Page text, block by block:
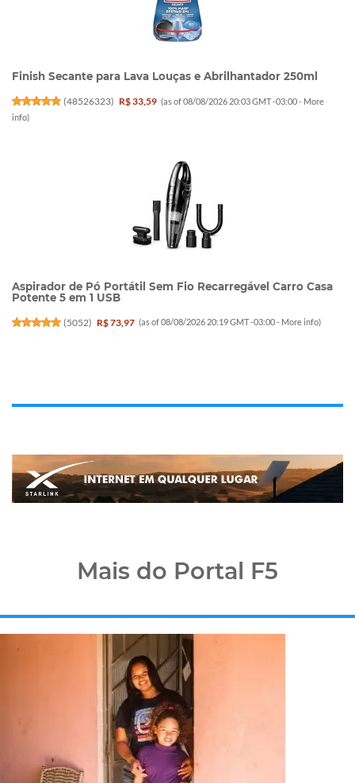
Finish Secante para Lava Louças e Abrilhantador 250ml
(48526323) R$ 33,59 (as of 08/08/2026 20:03 GMT -03:00 - More
info)
Aspirador de Pó Portátil Sem Fio Recarregável Carro Casa
Potente 5 em 1 USB
(5052) R$ 73,97 (as of 08/08/2026 20:19 GMT -03:00 - More info)
Mais do Portal F5